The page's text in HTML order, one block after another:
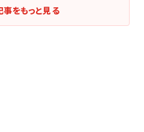
をもっと見る